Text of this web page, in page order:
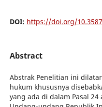
DOI: https://doi.org/
Abstract
Abstrak Penelitian ini
hukum khususnya
yang ada di dalam Pasal 24